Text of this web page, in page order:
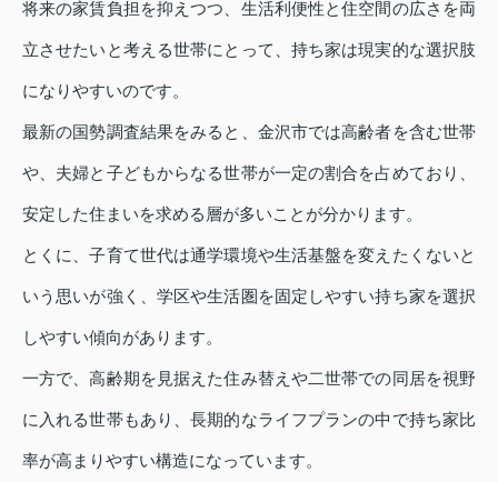
将来の家賃負担を抑えつつ、生活利便性と住空間の広さを両
立させたいと考える世帯にとって、持ち家は現実的な選択肢
になりやすいのです。
最新の国勢調査結果をみると、金沢市では高齢者を含む世帯
や、夫婦と子どもからなる世帯が一定の割合を占めており、
安定した住まいを求める層が多いことが分かります。
とくに、子育て世代は通学環境や生活基盤を変えたくないと
いう思いが強く、学区や生活圏を固定しやすい持ち家を選択
しやすい傾向があります。
一方で、高齢期を見据えた住み替えや二世帯での同居を視野
に入れる世帯もあり、長期的なライフプランの中で持ち家比
率が高まりやすい構造になっています。